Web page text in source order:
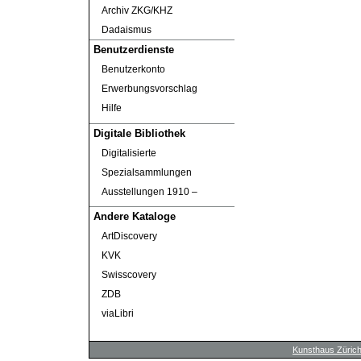
Archiv ZKG/KHZ
Dadaismus
Benutzerdienste
Benutzerkonto
Erwerbungsvorschlag
Hilfe
Digitale Bibliothek
Digitalisierte
Spezialsammlungen
Ausstellungen 1910 ‒
Andere Kataloge
ArtDiscovery
KVK
Swisscovery
ZDB
viaLibri
Kunsthaus Zürich